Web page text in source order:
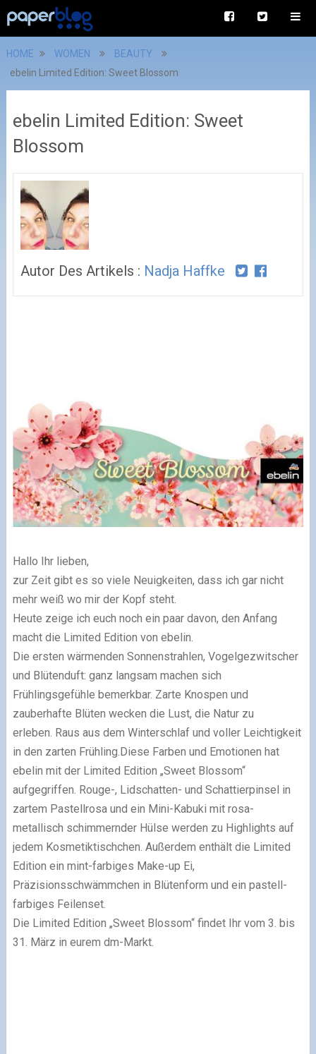
HOME WOMEN
BEAUTY
ebelin Limited Edition: Sweet Blossom
ebelin Limited Edition: Sweet
Blossom
Autor Des Artikels : Nadja Haffke
Hallo Ihr lieben,
zur Zeit gibt es so viele Neuigkeiten, dass ich gar nicht
mehr weiß wo mir der Kopf steht.
Heute zeige ich euch noch ein paar davon, den Anfang
macht die Limited Edition von ebelin.
Die ersten wärmenden Sonnenstrahlen, Vogelgezwitscher
und Blütenduft: ganz langsam machen sich
Frühlingsgefühle bemerkbar. Zarte Knospen und
zauberhafte Blüten wecken die Lust, die Natur zu
erleben. Raus aus dem Winterschlaf und voller Leichtigkeit
in den zarten Frühling.Diese Farben und Emotionen hat
ebelin mit der Limited Edition „Sweet Blossom“
aufgegriffen. Rouge-, Lidschatten- und Schattierpinsel in
zartem Pastellrosa und ein Mini-Kabuki mit rosa-
metallisch schimmernder Hülse werden zu Highlights auf
jedem Kosmetiktischchen. Außerdem enthält die Limited
Edition ein mint-farbiges Make-up Ei,
Präzisionsschwämmchen in Blütenform und ein pastell-
farbiges Feilenset.
Die Limited Edition „Sweet Blossom“ findet Ihr vom 3. bis
31. März in eurem dm-Markt.